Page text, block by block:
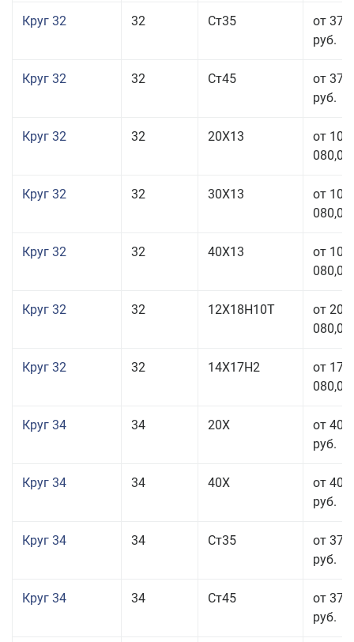
Круг 32 32 Ст35
от 37
руб.
Круг 32 32 Ст45
от 37
руб.
Круг 32 32 20Х13
от 101
080,00
Круг 32 32 30Х13
от 101
080,00
Круг 32 32 40Х13
от 101
080,00
Круг 32 32 12Х18Н10Т
от 208
080,00
Круг 32 32 14Х17Н2
от 177
080,00
Круг 34 34 20Х
от 40
руб.
Круг 34 34 40Х
от 40
руб.
Круг 34 34 Ст35
от 37
руб.
Круг 34 34 Ст45
от 37
руб.